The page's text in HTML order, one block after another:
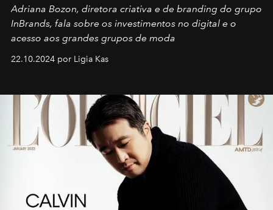
Adriana Bozon, diretora criativa e de branding do grupo
InBrands, fala sobre os investimentos no digital e o
acesso aos grandes grupos de moda
22.10.2024 por Ligia Kas